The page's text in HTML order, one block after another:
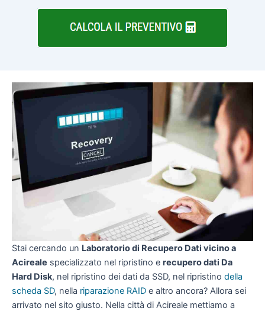
Stai cercando un Laboratorio di Recupero Dati vicino a
Acireale specializzato nel ripristino e recupero dati Da
Hard Disk, nel ripristino dei dati da SSD, nel ripristino della
scheda SD, nella riparazione RAID e altro ancora? Allora sei
arrivato nel sito giusto. Nella città di Acireale mettiamo a